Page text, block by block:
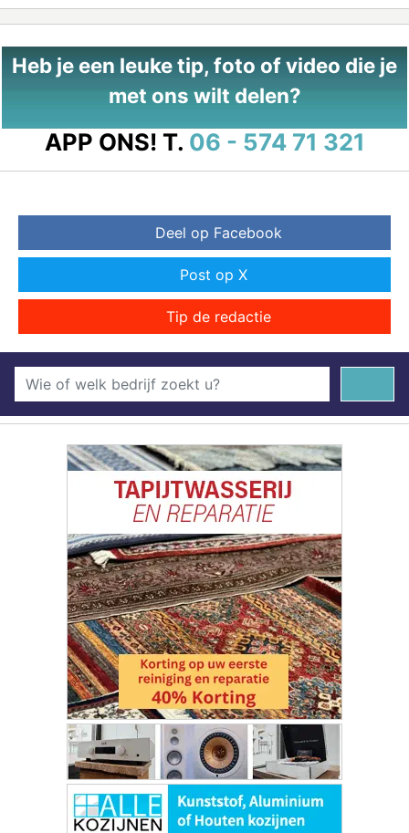
Heb je een leuke tip, foto of video die je
met ons wilt delen?
APP ONS! T. 06 - 574 71 321
Deel op Facebook
Post op X
Tip de redactie